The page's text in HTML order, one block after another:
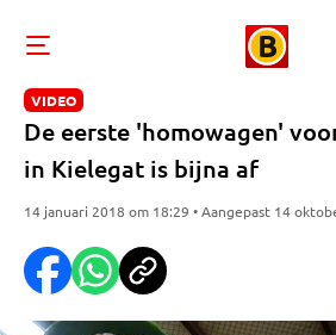
VIDEO
De eerste 'homowagen'
in Kielegat is bijna af
14 januari 2018 om 18:29 • Aangepast 14